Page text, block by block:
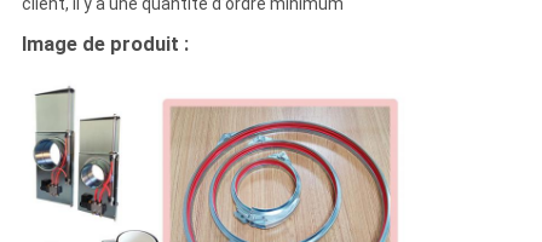
client, il y a une quantité d'ordre minimum
Image de produit :